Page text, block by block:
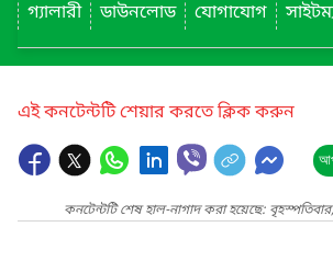
গ্যালারী
ডাউনলোড যোগাযোগ
এই কনটেন্টটি শেয়ার করতে ক্লিক করুন
কনটেন্টটি শেষ হাল-নাগাদ করা হয়েছে: